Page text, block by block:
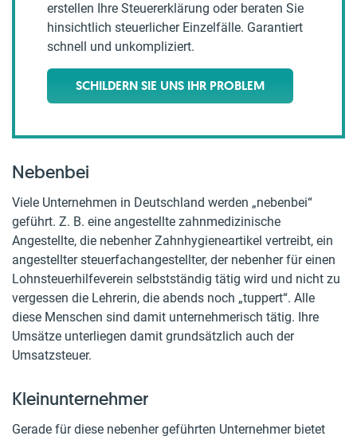
erstellen Ihre Steuererklärung oder beraten Sie
hinsichtlich steuerlicher Einzelfälle. Garantiert
schnell und unkompliziert.
SCHILDERN SIE UNS IHR PROBLEM
Nebenbei
Viele Unternehmen in Deutschland werden „nebenbei“
geführt. Z. B. eine angestellte zahnmedizinische
Angestellte, die nebenher Zahnhygieneartikel vertreibt, ein
angestellter steuerfachangestellter, der nebenher für einen
Lohnsteuerhilfeverein selbstständig tätig wird und nicht zu
vergessen die Lehrerin, die abends noch „tuppert“. Alle
diese Menschen sind damit unternehmerisch tätig. Ihre
Umsätze unterliegen damit grundsätzlich auch der
Umsatzsteuer.
Kleinunternehmer
Gerade für diese nebenher geführten Unternehmer bietet